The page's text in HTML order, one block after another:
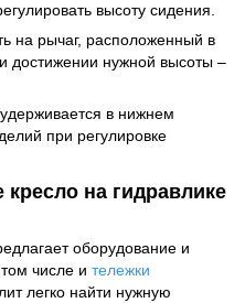
высоту сидения.
на рычаг, расположенный в
достижении нужной высоты –
в нижнем
при регулировке
кресло на гидравлике
оборудование и
числе и тележки
легко найти нужную